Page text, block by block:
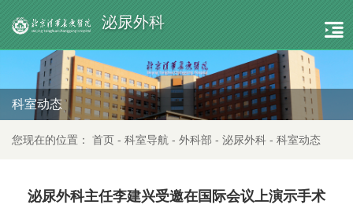
泌尿外科
科室动态
您现在的位置： 首页 - 科室导航 - 外科部 - 泌尿外科 - 科室动态
泌尿外科主任李建兴受邀在国际会议上演示手术